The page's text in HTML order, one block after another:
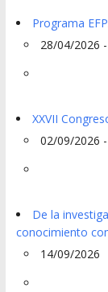
Programa
28/04/2026
XXVII
02/09/2026
De la
conocimiento
14/09/2026